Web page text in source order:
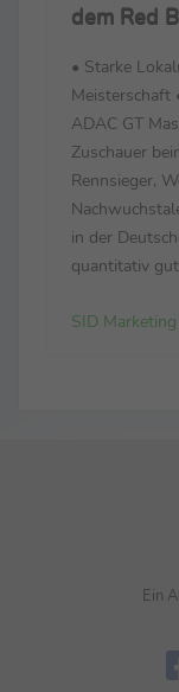
dem Red
• Starke
Meisterschaft
ADAC GT
Zuschauer
Rennsieger,
in der
quantitativ
Heimspiel auf
SID Marketing
Ein